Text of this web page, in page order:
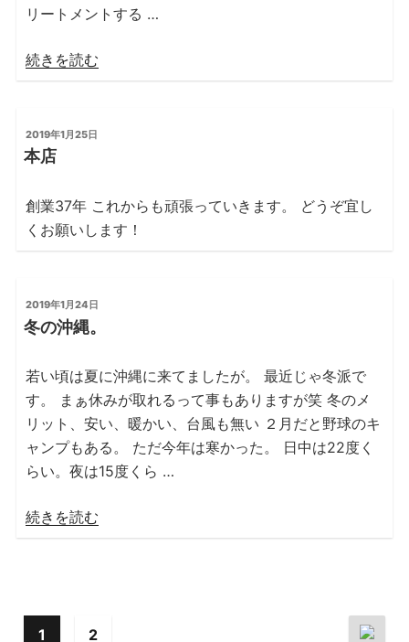
リートメントする …
“オ
ス
メ！”
の
続きを読む
投
稿
日:
2019年1月25日
本店
創業37年 これからも頑張っていきます。 どうぞ宜し
くお願いします！
投
稿
日:
2019年1月24日
冬の沖縄。
若い頃は夏に沖縄に来てましたが。 最近じゃ冬派で
す。 まぁ休みが取れるって事もありますが笑 冬のメ
リット、安い、暖かい、台風も無い ２月だと野球のキ
ャンプもある。 ただ今年は寒かった。 日中は22度く
らい。夜は15度くら …
“冬
の
の
続きを読む
1 2